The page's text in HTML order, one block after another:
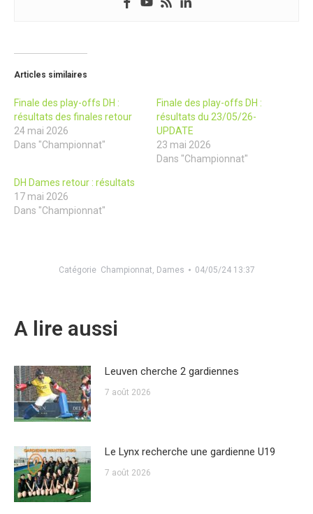
Articles similaires
Finale des play-offs DH :
résultats des finales retour
24 mai 2026
Dans "Championnat"
Finale des play-offs DH :
résultats du 23/05/26-
UPDATE
23 mai 2026
Dans "Championnat"
DH Dames retour : résultats
17 mai 2026
Dans "Championnat"
Catégorie Championnat Dames 04/05/24 13:37
A lire aussi
Leuven cherche 2 gardiennes
7 août 2026
Le Lynx recherche une gardienne U19
7 août 2026